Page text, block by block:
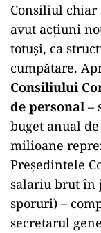
Consiliul
avut acțiuni
totuși, ca
cumpătare.
Consiliului
de personal –
buget anual
milioane
Președintele
salariu brut în
sporuri) –
secretarul